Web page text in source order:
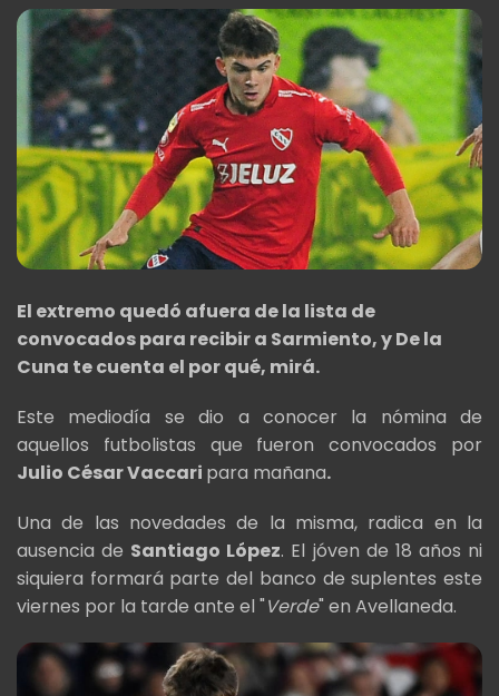
El extremo quedó afuera de la lista de
convocados para recibir a Sarmiento, y De la
Cuna te cuenta el por qué, mirá.
Este mediodía se dio a conocer la nómina de
aquellos futbolistas que fueron convocados por
Julio César Vaccari para mañana.
Una de las novedades de la misma, radica en la
ausencia de Santiago López. El jóven de 18 años ni
siquiera formará parte del banco de suplentes este
viernes por la tarde ante el "Verde" en Avellaneda.